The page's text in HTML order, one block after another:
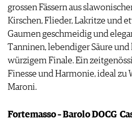
grossen Fässern aus
Kirschen, Flieder, Lakritze und
Gaumen geschmeidig und
Tanninen, lebendiger Säure
würzigem Finale. Ein
Finesse und Harmonie, ideal
Maroni.
Fortemasso – Barolo DOCG